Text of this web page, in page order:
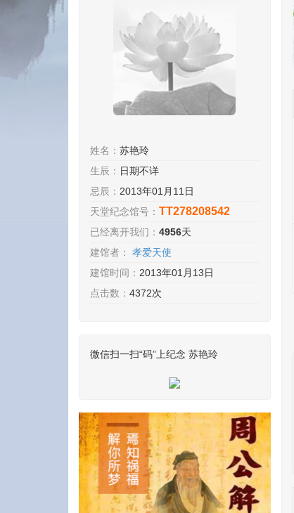
姓名： 苏艳玲
生辰： 日期不详
忌辰： 2013年01月11日
天堂纪念馆号： TT278208542
已经离开我们： 4956天
建馆者：
孝爱天使
建馆时间： 2013年01月13日
点击数： 4372次
微信扫一扫“码”上纪念 苏艳玲